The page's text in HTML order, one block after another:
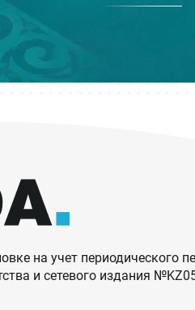
на учет периодического
и сетевого издания